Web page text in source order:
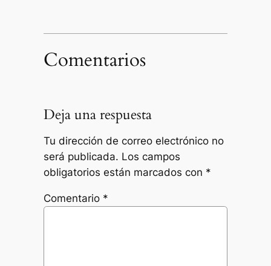
Comentarios
Deja una respuesta
Tu dirección de correo electrónico no
será publicada. Los campos
obligatorios están marcados con *
Comentario *